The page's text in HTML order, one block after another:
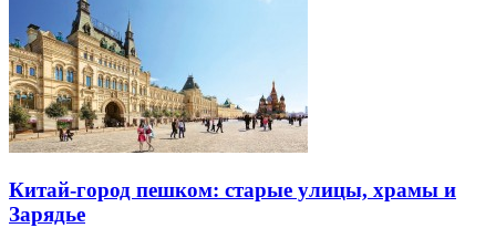
Китай-город пешком: старые улицы, храмы и
Зарядье